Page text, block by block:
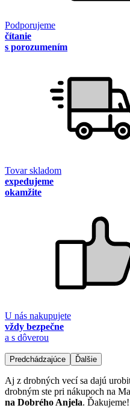
Podporujeme
čítanie
s porozumením
Tovar skladom
expedujeme
okamžite
U nás nakupujete
vždy bezpečne
a s dôverou
Predchádzajúce Ďalšie
Aj z drobných vecí sa dajú
drobným ste pri nákupoch na
na Dobrého Anjela. Ďakujeme!